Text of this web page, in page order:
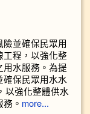
並確保民眾用
程，以強化整
水服務。為提
保民眾用水水
以強化整體供水
。 more...